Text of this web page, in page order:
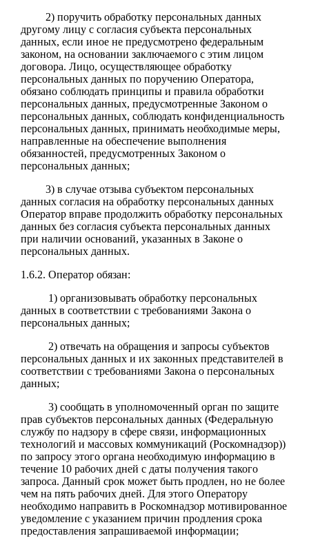
2) поручить обработку персональных данных
другому лицу с согласия субъекта персональных
данных, если иное не предусмотрено федеральным
законом, на основании заключаемого с этим лицом
договора. Лицо, осуществляющее обработку
персональных данных по поручению Оператора,
обязано соблюдать принципы и правила обработки
персональных данных, предусмотренные Законом о
персональных данных, соблюдать конфиденциальность
персональных данных, принимать необходимые меры,
направленные на обеспечение выполнения
обязанностей, предусмотренных Законом о
персональных данных;
3) в случае отзыва субъектом персональных
данных согласия на обработку персональных данных
Оператор вправе продолжить обработку персональных
данных без согласия субъекта персональных данных
при наличии оснований, указанных в Законе о
персональных данных.
1.6.2. Оператор обязан:
1) организовывать обработку персональных
данных в соответствии с требованиями Закона о
персональных данных;
2) отвечать на обращения и запросы субъектов
персональных данных и их законных представителей в
соответствии с требованиями Закона о персональных
данных;
3) сообщать в уполномоченный орган по защите
прав субъектов персональных данных (Федеральную
службу по надзору в сфере связи, информационных
технологий и массовых коммуникаций (Роскомнадзор))
по запросу этого органа необходимую информацию в
течение 10 рабочих дней с даты получения такого
запроса. Данный срок может быть продлен, но не более
чем на пять рабочих дней. Для этого Оператору
необходимо направить в Роскомнадзор мотивированное
уведомление с указанием причин продления срока
предоставления запрашиваемой информации;